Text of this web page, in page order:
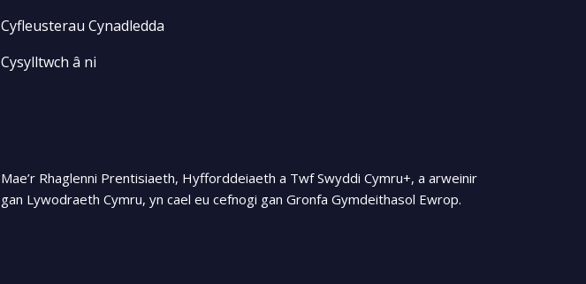
Cyfleusterau Cynadledda
Cysylltwch â ni
Mae’r Rhaglenni Prentisiaeth, Hyfforddeiaeth a Twf Swyddi Cymru+, a arweinir
gan Lywodraeth Cymru, yn cael eu cefnogi gan Gronfa Gymdeithasol Ewrop.